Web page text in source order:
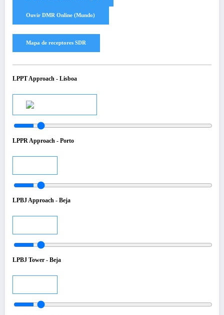
LPPT Approach - Lisboa
LPPR Approach - Porto
LPBJ Approach - Beja
LPBJ Tower - Beja